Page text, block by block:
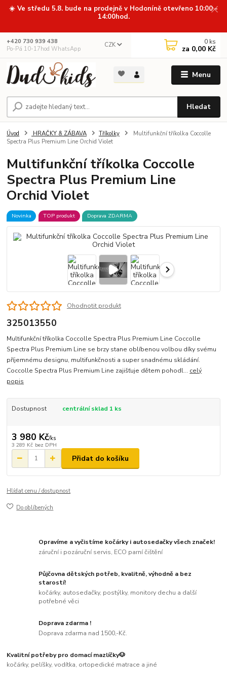
☀️ Ve středu 5.8. bude na prodejně v Hodoníně otevřeno 10:00 -
14:00hod.
Menu
CZK
Hledat
+420 730 939 438
Po-Pá 10-17hod WhatsApp
0 ks
za 0,00 Kč
Úvod HRAČKY & ZÁBAVA Tříkolky
Multifunkční tříkolka Coccolle
Spectra Plus Premium Line Orchid Violet
Multifunkční tříkolka Coccolle
Spectra Plus Premium Line
Orchid Violet
Novinka TOP produkt Doprava ZDARMA
Ohodnotit produkt
325013550
Multifunkční tříkolka Coccolle Spectra Plus Premium Line Coccolle
Spectra Plus Premium Line se brzy stane oblíbenou volbou díky svému
příjemnému designu, multifunkčnosti a super snadnému skládání.
Coccolle Spectra Plus Premium Line zajišťuje dětem pohodl... celý
popis
Dostupnost centrální sklad 1 ks
3 980 Kč/ks
3 289 Kč bez DPH
Přidat do košíku
Hlídat cenu / dostupnost
Do oblíbených
Opravíme a vyčistíme kočárky i autosedačky všech značek!
záruční i pozáruční servis, ECO parní čištění
Půjčovna dětských potřeb, kvalitně, výhodně a bez
starostí!
kočárky, autosedačky, postýlky, monitory dechu a další
potřebné věci
Doprava zdarma !
Doprava zdarma nad 1500,-Kč.
Kvalitní potřeby pro domací mazlíčky🐶
kočárky, pelíšky, vodítka, ortopedické matrace a jiné